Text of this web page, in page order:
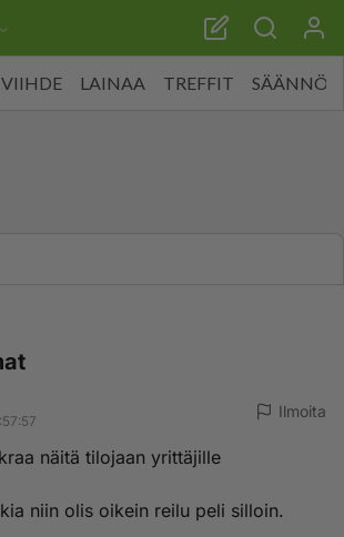
VIIHDE LAINAA TREFFIT SÄÄNNÖT
Ilmoita
näitä tilojaan yrittäjille
niin olis oikein reilu peli silloin.